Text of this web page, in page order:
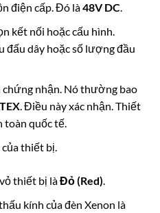
điện cấp. Đó là48V DC.
kết nối hoặc cấu hình.
đấu dây hoặc số lượng đầu
nhận. Nó thường bao
. Điều này xác nhận. Thiết
toàn quốc tế.
thiết bị.
thiết bị làĐỏ (Red).
kính của đèn Xenon là